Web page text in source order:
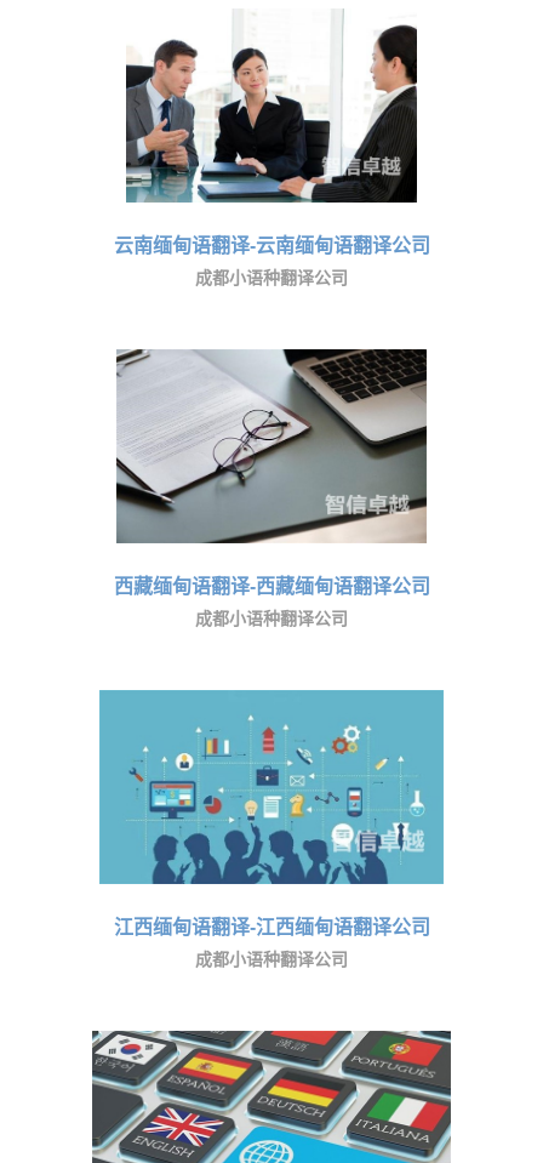
云南缅甸语翻译-云南缅甸语翻译公司
成都小语种翻译公司
西藏缅甸语翻译-西藏缅甸语翻译公司
成都小语种翻译公司
江西缅甸语翻译-江西缅甸语翻译公司
成都小语种翻译公司